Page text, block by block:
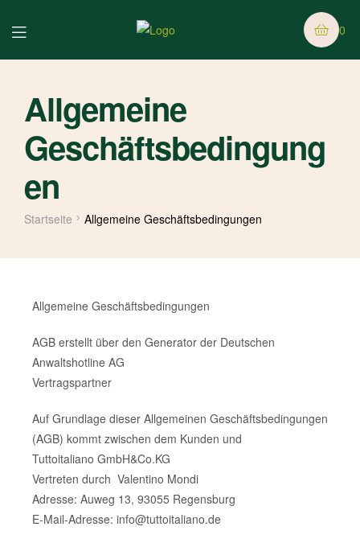
0
Allgemeine
Geschäftsbedingung
en
Startseite Allgemeine Geschäftsbedingungen
Allgemeine Geschäftsbedingungen
AGB erstellt über den Generator der Deutschen
Anwaltshotline AG
Vertragspartner
Auf Grundlage dieser Allgemeinen Geschäftsbedingungen
(AGB) kommt zwischen dem Kunden und
Tuttoitaliano GmbH&Co.KG
Vertreten durch Valentino Mondi
Adresse: Auweg 13, 93055 Regensburg
E-Mail-Adresse: info@tuttoitaliano.de